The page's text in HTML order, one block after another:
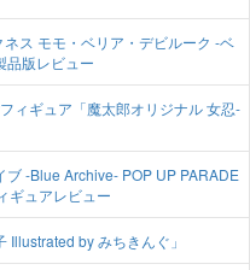
ス モモ・ベリア・デビルーク -ベ
品版レビュー
ィギュア「魔太郎オリジナル 女忍-
-Blue Archive- POP UP PARADE
ギュアレビュー
by みちきんぐ」